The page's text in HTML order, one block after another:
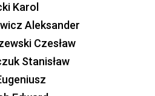
Karol
Aleksander
Czesław
Stanisław